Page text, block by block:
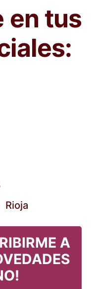
en tus
Rioja
A